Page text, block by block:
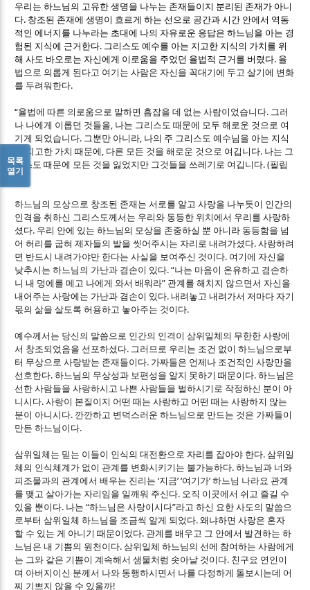
우리는 하느님의 고유한 생명을 나누는 존재들이지 분리된 존재가 아니
다. 창조된 존재에 생명이 흐르게 하는 선으로 공간과 시간 안에서 역동
적인 에너지를 나누라는 초대에 나의 자유로운 응답은 하느님을 아는 경
험된 지식에 근거한다. 그리스도 예수를 아는 지고한 지식의 가치를 위
해 사도 바오로는 자신에게 이로움을 주었던 율법적 근거를 버렸다. 율
법으로 의롭게 된다고 여기는 사람은 자신을 꼭대기에 두고 살기에 변화
를 두려워한다.
“율법에 따른 의로움으로 말하면 흠잡을 데 없는 사람이었습니다. 그러
나 나에게 이롭던 것들을, 나는 그리스도 때문에 모두 해로운 것으로 여
기게 되었습니다. 그뿐만 아니라, 나의 주 그리스도 예수님을 아는 지식
의 지고한 가치 때문에 , 다른 모든 것을 해로운 것으로 여깁니다. 나는 그
리스도 때문에 모든 것을 잃었지만 그것들을 쓰레기로 여깁니다. (필립
3,7)
하느님의 모상으로 창조된 존재는 서로를 알고 사랑을 나누듯이 인간의
인격을 취하신 그리스도께서는 우리와 동등한 위치에서 우리를 사랑하
셨다. 우리 안에 있는 하느님의 모상을 존중하실 뿐 아니라 동등함을 넘
어 허리를 굽혀 제자들의 발을 씻어주시는 자리로 내려가셨다.사랑하려
면 반드시 내려가야만 한다는 사실을 보여주신 것이다. 여기에 자신을
낮추시는 하느님의 가난과 겸손이 있다. “나는 마음이 온유하고 겸손하
니 내 멍에를 메고 나에게 와서 배워라” 관계를 해치지 않으면서 자신을
내어주는 사랑에는 가난과 겸손이 있다.내려놓고 내려가서 저마다 자기
몫의 삶을 살도록 허용하고 놓아주는 것이다.
예수께서는 당신의 말씀으로 인간의 인격이 삼위일체의 무한한 사랑에
서 창조되었음을 선포하셨다. 그러므로 우리는 조건 없이 하느님으로부
터 무상으로 사랑받는 존재들이다. 가짜들은 언제나 조건적인 사랑만을
선호한다.하느님의 무상성과 보편성을 알지 못하기 때문이다.하느님은
선한 사람들을 사랑하시고 나쁜 사람들을 벌하시기로 작정하신 분이 아
니시다.사랑이 본질이지 어떤 때는 사랑하고 어떤 때는 사랑하지 않는
분이 아니시다. 깐깐하고 변덕스러운 하느님으로 만드는 것은 가짜들이
만든 하느님이다.
삼위일체는 믿는 이들이 인식의 대전환으로 자리를 잡아야 한다.삼위일
체의 인식체계가 없이 관계를 변화시키기는 불가능하다.하느님과 너와
피조물과의 관계에서 배우는 진리는‘지금’ ‘여기가’하느님 나라요 관계
를 맺고 살아가는 자리임을 일깨워 주신다. 오직 이곳에서 쉬고 즐길 수
있을 뿐이다. 나는“하느님은 사랑이시다”라고 하신 요한 사도의 말씀으
로부터 삼위일체 하느님을 조금씩 알게 되었다.왜냐하면 사랑은 혼자
할 수 있는 게 아니기 때문이었다. 관계를 배우고 그 안에서 발견하는 하
느님은 내 기쁨의 원천이다.삼위일체 하느님의 선에 참여하는 사람에게
는 그와 같은 기쁨이 계속해서 샘물처럼 솟아날 것이다. 친구요 연인이
며 아버지이신 분께서 나와 동행하시면서 나를 다정하게 돌보시는데 어
찌 기쁘지 않을 수 있을까!
목록
열기